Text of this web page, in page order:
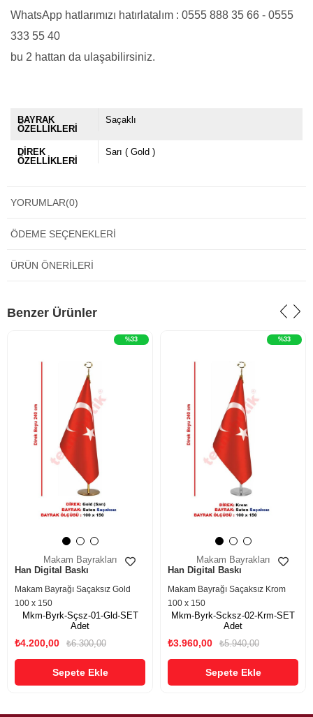
WhatsApp hatlarımızı hatırlatalım : 0555 888 35 66 - 0555
333 55 40
bu 2 hattan da ulaşabilirsiniz.
BAYRAK
ÖZELLİKLERİ
Saçaklı
DİREK
ÖZELLİKLERİ
Sarı ( Gold )
YORUMLAR(0)
ÖDEME SEÇENEKLERI
ÜRÜN ÖNERILERI
Benzer Ürünler
Makam Bayrakları
Han Digital Baskı
Makam Bayrağı Saçaksız Gold
100 x 150
Mkm-Byrk-Sçsz-01-Gld-SET
Adet
₺4.200,00 ₺6.300,00
Sepete Ekle
%33
Makam Bayrakları
Han Digital Baskı
Makam Bayrağı Saçaksız Krom
100 x 150
Mkm-Byrk-Scksz-02-Krm-SET
Adet
₺3.960,00 ₺5.940,00
Sepete Ekle
%33